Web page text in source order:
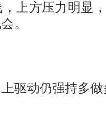
上方压力明显
。
动仍强持多做